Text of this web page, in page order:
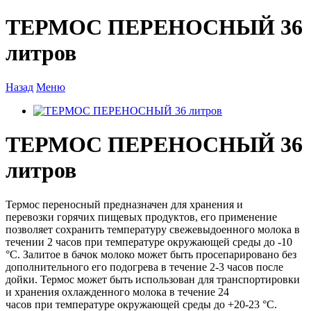
ТЕРМОС ПЕРЕНОСНЫЙ 36
литров
Назад Меню
ТЕРМОС ПЕРЕНОСНЫЙ 36
литров
Термос переносный предназначен для хранения и
перевозки горячих пищевых продуктов, его применение
позволяет сохранить температуру свежевыдоенного молока в
течении 2 часов при темпера­туре окружающей среды до -10
°С. Залитое в бачок молоко может быть просепарировано без
дополнительного его подогрева в течение 2-3 часов после
дойки. Термос может быть использован для тран­спортировки
и хранения охлажденного молока в течение 24
часов при температуре окружающей среды до +20-23 °С.